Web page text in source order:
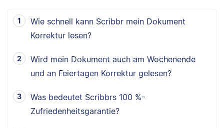
Wie schnell kann Scribbr mein Dokument
Korrektur lesen?
Wird mein Dokument auch am Wochenende
und an Feiertagen Korrektur gelesen?
Was bedeutet Scribbrs 100 %-
Zufriedenheitsgarantie?